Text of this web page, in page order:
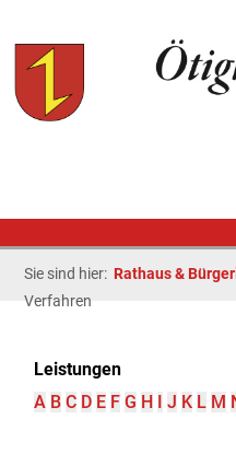
Sie sind hier: Rathaus &
Verfahren
Leistungen
A B C D E F G H I J K L M